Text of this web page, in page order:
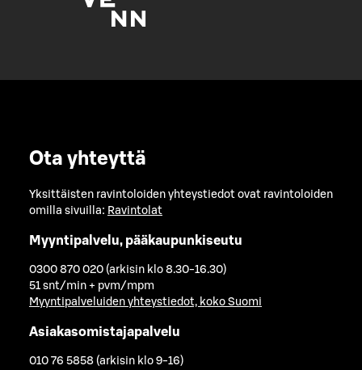
Ota yhteyttä
Yksittäisten ravintoloiden yhteystiedot ovat ravintoloiden
omilla sivuilla: Ravintolat
Myyntipalvelu, pääkaupunkiseutu
0300 870 020 (arkisin klo 8.30-16.30)
51 snt/min + pvm/mpm
Myyntipalveluiden yhteystiedot, koko Suomi
Asiakasomistajapalvelu
010 76 5858 (arkisin klo 9-16)